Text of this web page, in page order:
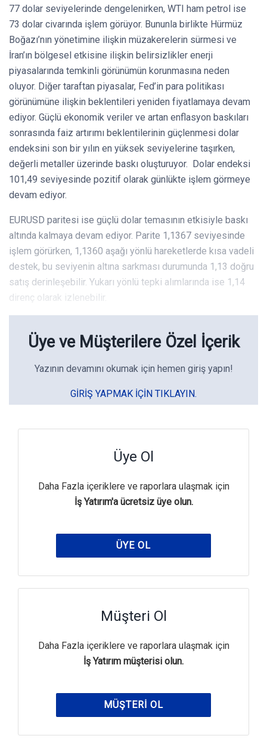
77 dolar seviyelerinde dengelenirken, WTI ham petrol ise
73 dolar civarında işlem görüyor. Bununla birlikte Hürmüz
Boğazı’nın yönetimine ilişkin müzakerelerin sürmesi ve
İran’ın bölgesel etkisine ilişkin belirsizlikler enerji
piyasalarında temkinli görünümün korunmasına neden
oluyor. Diğer taraftan piyasalar, Fed’in para politikası
görünümüne ilişkin beklentileri yeniden fiyatlamaya devam
ediyor. Güçlü ekonomik veriler ve artan enflasyon baskıları
sonrasında faiz artırımı beklentilerinin güçlenmesi dolar
endeksini son bir yılın en yüksek seviyelerine taşırken,
değerli metaller üzerinde baskı oluşturuyor. Dolar endeksi
101,49 seviyesinde pozitif olarak günlükte işlem görmeye
devam ediyor.
EURUSD paritesi ise güçlü dolar temasının etkisiyle baskı
altında kalmaya devam ediyor. Parite 1,1367 seviyesinde
işlem görürken, 1,1360 aşağı yönlü hareketlerde kısa vadeli
destek, bu seviyenin altına sarkması durumunda 1,13 doğru
satış derinleşebilir. Yukarı yönlü tepki alımlarında ise 1,14
direnç olarak izlenebilir.
Üye ve Müşterilere Özel İçerik
Yazının devamını okumak için hemen giriş yapın!
GIRIŞ YAPMAK IÇIN TIKLAYIN.
Üye Ol
Daha Fazla içeriklere ve raporlara ulaşmak için
İş Yatırım'a ücretsiz üye olun.
ÜYE OL
Müşteri Ol
Daha Fazla içeriklere ve raporlara ulaşmak için
İş Yatırım müşterisi olun.
MÜŞTERI OL